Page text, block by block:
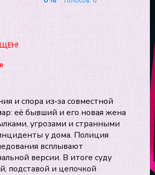
и спора из‑за совместной
её бывший и его новая жена
угрозами и странными
у дома. Полиция
всплывают
версии. В итоге суду
подставой и цепочкой